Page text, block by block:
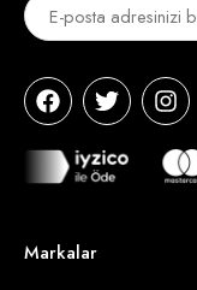
Markalar